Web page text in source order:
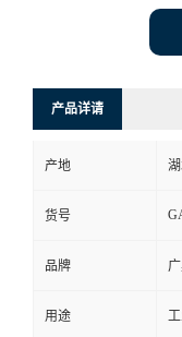
产品详请
产地
货号
品牌
用途